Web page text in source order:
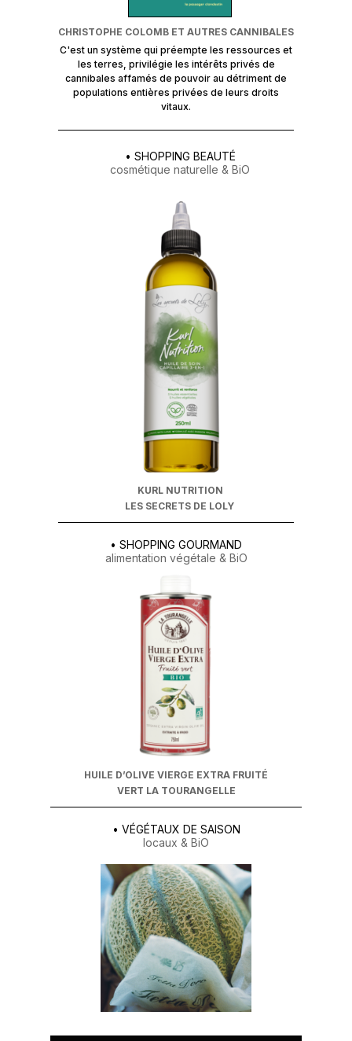
CHRISTOPHE COLOMB ET AUTRES CANNIBALES
C'est un système qui préempte les ressources et
les terres, privilégie les intérêts privés de
cannibales affamés de pouvoir au détriment de
populations entières privées de leurs droits
vitaux.
• SHOPPING BEAUTÉ
cosmétique naturelle & BiO
KURL NUTRITION
LES SECRETS DE LOLY
• SHOPPING GOURMAND
alimentation végétale & BiO
HUILE D’OLIVE VIERGE EXTRA FRUITÉ
VERT LA TOURANGELLE
• VÉGÉTAUX DE SAISON
locaux & BiO